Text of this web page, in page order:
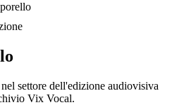
settore dell'edizione audiovisiva
Vix Vocal.